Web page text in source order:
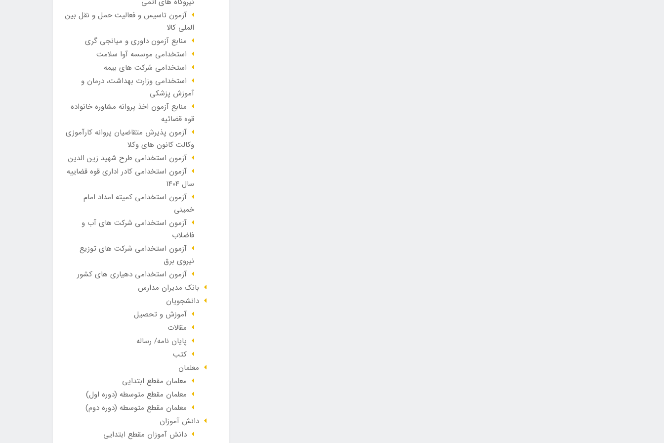
آزمون تاسیس و فعالیت حمل و نقل بین
الملی کالا
منابع آزمون داوری و میانجی گری
استخدامی موسسه آوا سلامت
استخدامی شرکت های بیمه
استخدامی وزارت بهداشت، درمان و
آموزش پزشکی
منابع آزمون اخذ پروانه مشاوره خانواده
قوه قضائیه
آزمون پذیرش متقاضیان پروانه کارآموزی
وکالت کانون های وکلا
آزمون استخدامی طرح شهید زین الدین
آزمون استخدامی کادر اداری قوه قضاییه
سال 1404
آزمون استخدامی کمیته امداد امام
خمینی
آزمون استخدامی شرکت های آب و
فاضلاب
آزمون استخدامی شرکت های توزیع
نیروی برق
آزمون استخدامی دهیاری های کشور
بانک مدیران مدارس
دانشجویان
آموزش و تحصیل
مقالات
پایان نامه/ رساله
کتب
معلمان
معلمان مقطع ابتدایی
معلمان مقطع متوسطه (دوره اول)
معلمان مقطع متوسطه (دوره دوم)
دانش آموزان
دانش آموزان مقطع ابتدایی